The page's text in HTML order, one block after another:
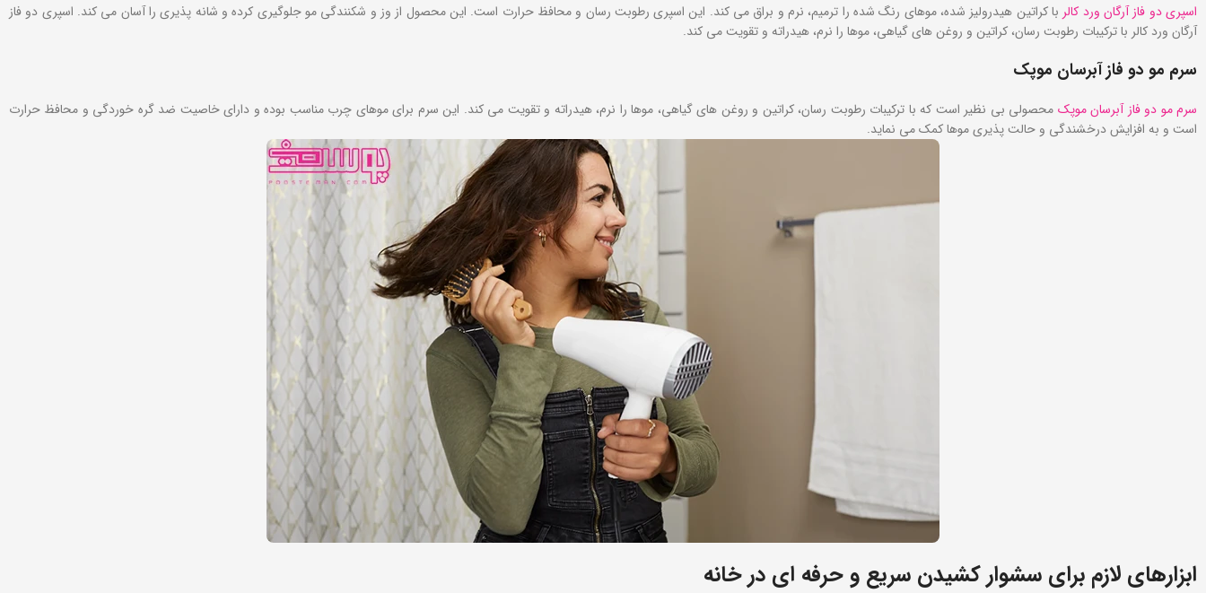
اسپری دو فاز آرگان ورد کالر با کراتین هیدرولیز شده، موهای رنگ شده را ترمیم، نرم و براق می‌ کند. این اسپری رطوبت ‌رسان و محافظ حرارت است. این محصول از وز و شکنندگی مو جلوگیری کرده و شانه‌ پذیری را آسان می‌ کند. اسپری دو فاز
آرگان ورد کالر با ترکیبات رطوبت ‌رسان، کراتین و روغن‌ های گیاهی، موها را نرم، هیدراته و تقویت می ‌کند.
سرم مو دو فاز آبرسان موپک
سرم مو دو فاز آبرسان موپک محصولی بی نظیر است که با ترکیبات رطوبت ‌رسان، کراتین و روغن‌ های گیاهی، موها را نرم، هیدراته و تقویت می‌ کند. این سرم برای موهای چرب مناسب بوده و دارای خاصیت ضد گره خوردگی و محافظ حرارت
است و به افزایش درخشندگی و حالت‌ پذیری موها کمک می نماید.
ابزارهای لازم برای سشوار کشیدن سریع و حرفه ‌ای در خانه